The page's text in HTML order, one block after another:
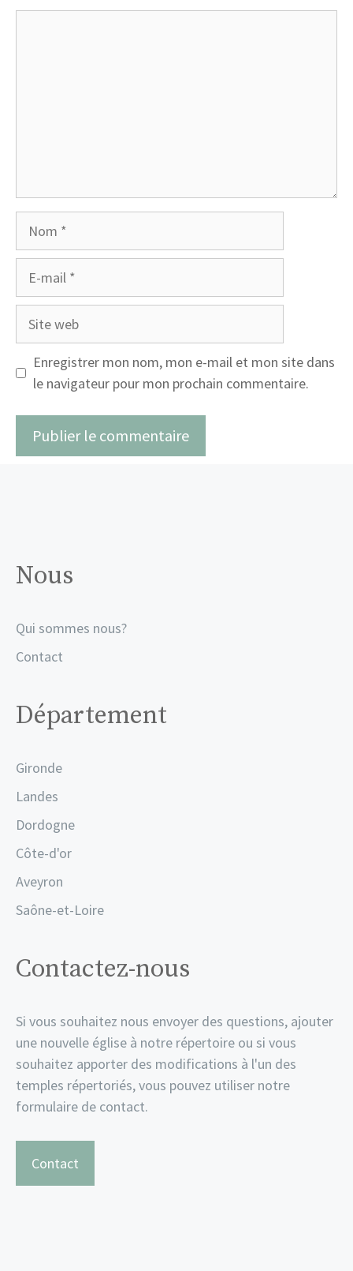
Site
Enregistrer mon nom, mon e-mail et mon site dans
le navigateur pour mon prochain commentaire.
Nous
Qui sommes nous?
Contact
Département
Gironde
Landes
Dordogne
Côte-d'or
Aveyron
Saône-et-Loire
Contactez-nous
Si vous souhaitez nous envoyer des questions, ajouter
une nouvelle église à notre répertoire ou si vous
souhaitez apporter des modifications à l'un des
temples répertoriés, vous pouvez utiliser notre
formulaire de contact.
Contact